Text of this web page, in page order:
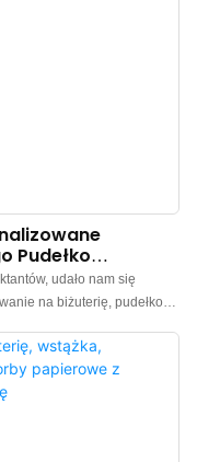
Pudełko
Ze
Najlepiej
udało nam się
na biżuterię, pudełko
są produkowane
jakościowymi, co
pudełko na